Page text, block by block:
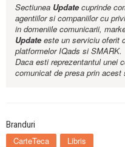
Sectiunea Updatecuprinde
agentiilor si companiilor cu
in domeniile comunicarii,
Updateeste un serviciu oferit
platformelor IQads si SMARK.
Daca esti reprezentantul unei
comunicat de presa prin
Branduri
CarteTeca Libris